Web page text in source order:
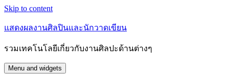
Skip to content
แสดงผลงานศิลปินและนักวาดเขียน
รวมเทคโนโลยีเกี่ยวกับงานศิลปะด้านต่างๆ
Menu and widgets